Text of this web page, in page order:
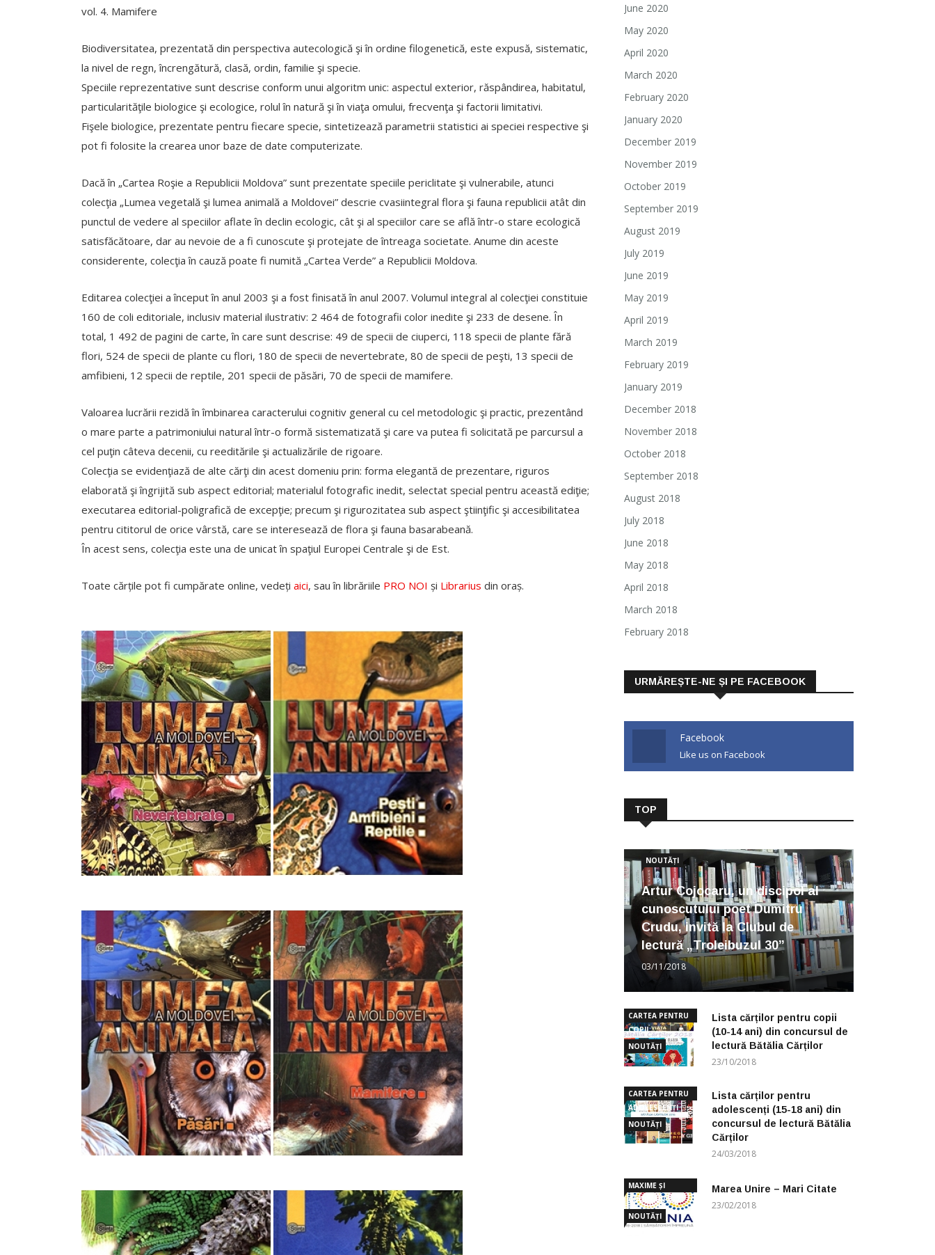
vol. 4. Mamifere
Biodiversitatea, prezentată din perspectiva autecologică şi în ordine filogenetică, este expusă, sistematic,
la nivel de regn, încrengătură, clasă, ordin, familie şi specie.
Speciile reprezentative sunt descrise conform unui algoritm unic: aspectul exterior, răspândirea, habitatul,
particularităţile biologice şi ecologice, rolul în natură şi în viaţa omului, frecvenţa şi factorii limitativi.
Fişele biologice, prezentate pentru fiecare specie, sintetizează parametrii statistici ai speciei respective şi
pot fi folosite la crearea unor baze de date computerizate.
Dacă în „Cartea Roşie a Republicii Moldova” sunt prezentate speciile periclitate şi vulnerabile, atunci
colecţia „Lumea vegetală şi lumea animală a Moldovei” descrie cvasiintegral flora şi fauna republicii atât din
punctul de vedere al speciilor aflate în declin ecologic, cât şi al speciilor care se află într-o stare ecologică
satisfăcătoare, dar au nevoie de a fi cunoscute şi protejate de întreaga societate. Anume din aceste
considerente, colecţia în cauză poate fi numită „Cartea Verde” a Republicii Moldova.
Editarea colecţiei a început în anul 2003 şi a fost finisată în anul 2007. Volumul integral al colecţiei constituie
160 de coli editoriale, inclusiv material ilustrativ: 2 464 de fotografii color inedite şi 233 de desene. În
total, 1 492 de pagini de carte, în care sunt descrise: 49 de specii de ciuperci, 118 specii de plante fără
flori, 524 de specii de plante cu flori, 180 de specii de nevertebrate, 80 de specii de peşti, 13 specii de
amfibieni, 12 specii de reptile, 201 specii de păsări, 70 de specii de mamifere.
Valoarea lucrării rezidă în îmbinarea caracterului cognitiv general cu cel metodologic şi practic, prezentând
o mare parte a patrimoniului natural într-o formă sistematizată şi care va putea fi solicitată pe parcursul a
cel puţin câteva decenii, cu reeditările şi actualizările de rigoare.
Colecţia se evidenţiază de alte cărţi din acest domeniu prin: forma elegantă de prezentare, riguros
elaborată şi îngrijită sub aspect editorial; materialul fotografic inedit, selectat special pentru această ediţie;
executarea editorial-poligrafică de excepţie; precum şi rigurozitatea sub aspect ştiinţific şi accesibilitatea
pentru cititorul de orice vârstă, care se interesează de flora şi fauna basarabeană.
În acest sens, colecţia este una de unicat în spaţiul Europei Centrale şi de Est.
Toate cărțile pot fi cumpărate online, vedeți aici, sau în librăriile PRO NOI și Librarius din oraș.
June 2020
May 2020
April 2020
March 2020
February 2020
January 2020
December 2019
November 2019
October 2019
September 2019
August 2019
July 2019
June 2019
May 2019
April 2019
March 2019
February 2019
January 2019
December 2018
November 2018
October 2018
September 2018
August 2018
July 2018
June 2018
May 2018
April 2018
March 2018
February 2018
URMĂREȘTE-NE ȘI PE FACEBOOK
Facebook
Like us on Facebook
TOP
NOUTĂȚI
Artur Cojocaru, un discipol al
cunoscutului poet Dumitru
Crudu, invită la Clubul de
lectură „Troleibuzul 30”
03/11/2018
CARTEA PENTRU
COPII
NOUTĂȚI
Lista cărților pentru copii
(10-14 ani) din concursul de
lectură Bătălia Cărților
23/10/2018
CARTEA PENTRU
ADOLESCENȚI
NOUTĂȚI
Lista cărților pentru
adolescenți (15-18 ani) din
concursul de lectură Bătălia
Cărților
24/03/2018
MAXIME ȘI
CUGETĂRI
NOUTĂȚI
Marea Unire – Mari Citate
23/02/2018